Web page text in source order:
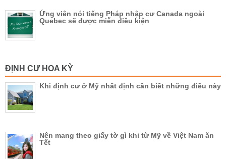
Ứng viên nói tiếng Pháp nhập cư Canada ngoài
Quebec sẽ được miễn điều kiện
ĐỊNH CƯ HOA KỲ
Khi định cư ở Mỹ nhất định cần biết những điều này
Nên mang theo giấy tờ gì khi từ Mỹ về Việt Nam ăn
Tết